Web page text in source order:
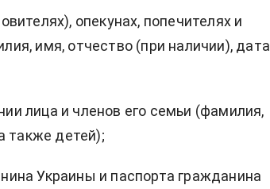
опекунах, попечителях и
имя, отчество (при наличии), дата
лица и членов его семьи (фамилия,
также детей);
Украины и паспорта гражданина